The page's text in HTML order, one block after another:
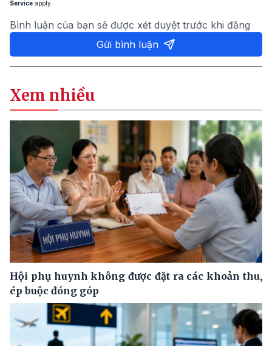
Service apply.
Bình luận của bạn sẽ được xét duyệt trước khi đăng
Gửi bình luận
Xem nhiều
Hội phụ huynh không được đặt ra các khoản thu,
ép buộc đóng góp